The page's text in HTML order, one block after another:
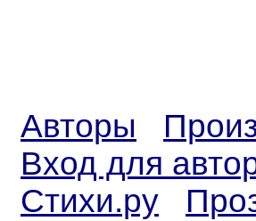
Авторы
Вход для
Стихи.ру